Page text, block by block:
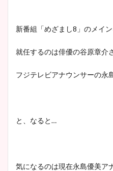
新番組「めざまし8」のメイ
就任するのは俳優の谷原章介
フジテレビアナウンサーの永
と、なると…
気になるのは現在永島優美ア